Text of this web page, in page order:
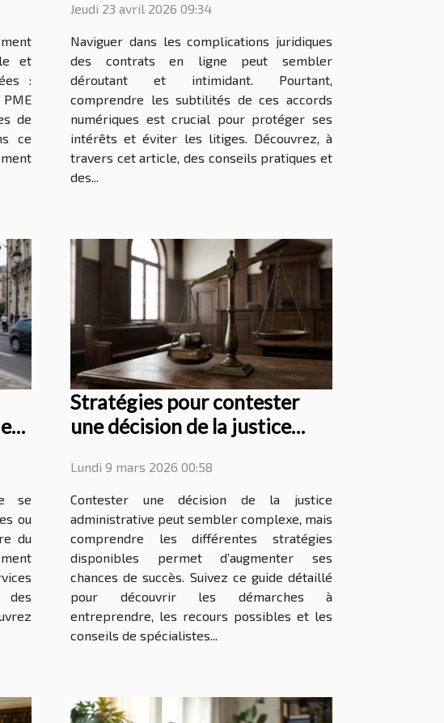
et
:
de
ce
Jeudi 23 avril 2026 09:34
Naviguer dans les complications juridiques
des contrats en ligne peut sembler
déroutant et intimidant. Pourtant,
comprendre les subtilités de ces accords
numériques est crucial pour protéger ses
intérêts et éviter les litiges. Découvrez, à
travers cet article, des conseils pratiques et
des...
se
ou
du
des
Stratégies pour contester
une décision de la justice
Lundi 9 mars 2026 00:58
Contester une décision de la justice
administrative peut sembler complexe, mais
comprendre les différentes stratégies
disponibles permet d’augmenter ses
chances de succès. Suivez ce guide détaillé
pour découvrir les démarches à
entreprendre, les recours possibles et les
conseils de spécialistes...